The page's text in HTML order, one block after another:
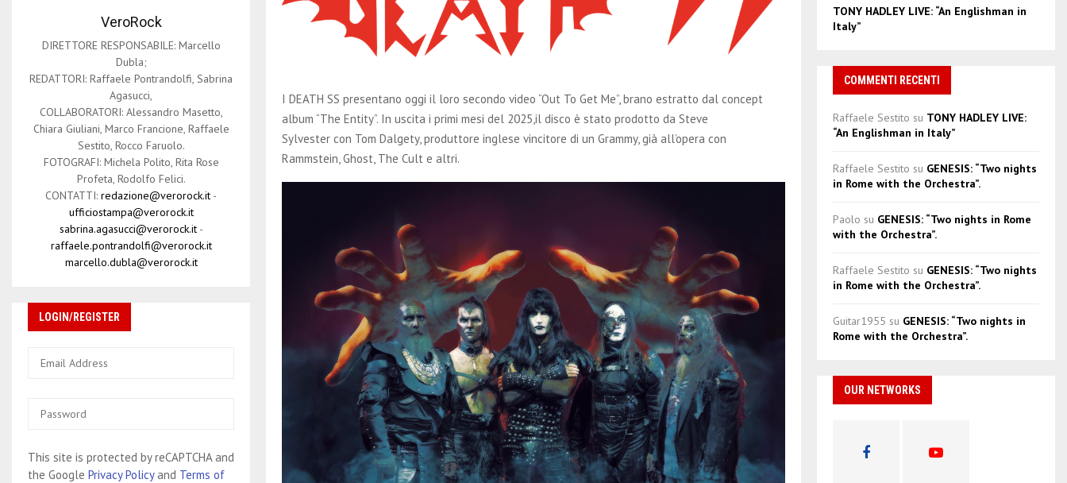
I DEATH SS presentano oggi il loro secondo video “Out To Get Me”, brano estratto dal concept
album “The Entity”. In uscita i primi mesi del 2025,il disco è stato prodotto da Steve
Sylvester con Tom Dalgety, produttore inglese vincitore di un Grammy, già all’opera con
Rammstein, Ghost, The Cult e altri.
VeroRock
DIRETTORE RESPONSABILE: Marcello
Dubla;
REDATTORI: Raffaele Pontrandolfi, Sabrina
Agasucci,
COLLABORATORI: Alessandro Masetto,
Chiara Giuliani, Marco Francione, Raffaele
Sestito, Rocco Faruolo.
FOTOGRAFI: Michela Polito, Rita Rose
Profeta, Rodolfo Felici.
CONTATTI: redazione@verorock.it -
ufficiostampa@verorock.it
sabrina.agasucci@verorock.it-
raffaele.pontrandolfi@verorock.it
marcello.dubla@verorock.it
LOGIN/REGISTER
This site is protected by reCAPTCHA and
the Google Privacy Policyand Terms of
TONY HADLEY LIVE: “An Englishman in
Italy”
COMMENTI RECENTI
Raffaele Sestito su TONY HADLEY LIVE:
“An Englishman in Italy”
Raffaele Sestito su GENESIS: “Two nights
in Rome with the Orchestra”.
Paolo su GENESIS: “Two nights in Rome
with the Orchestra”.
Raffaele Sestito su GENESIS: “Two nights
in Rome with the Orchestra”.
Guitar1955 su GENESIS: “Two nights in
Rome with the Orchestra”.
OUR NETWORKS